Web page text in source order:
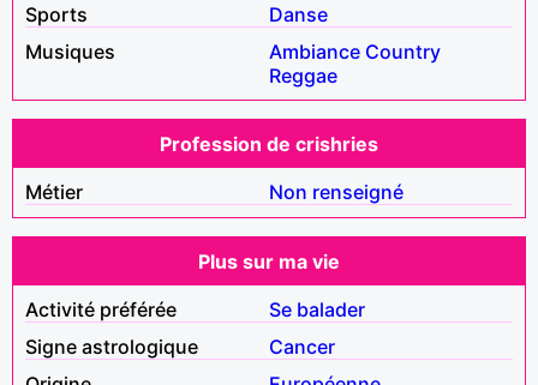
Sports
Danse
Musiques
Ambiance Country
Reggae
Profession de crishries
Métier
Non renseigné
Plus sur ma vie
Activité préférée
Se balader
Signe astrologique
Cancer